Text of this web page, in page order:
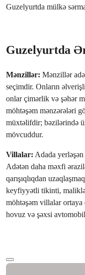
Guzelyurtda mülkə
Guzelyurtda
Mənzillər: Mənzillər
seçimdir. Onların
onlar çimərlik və şəhər
möhtəşəm mənzərələri
müxtəlifdir; bəzilərində
mövcuddur.
Villalar: Adada
Adətən daha məxfi
qarışıqlıqdan
keyfiyyətli tikinti,
möhtəşəm villalar ortaya
hovuz və şəxsi
Ref:
Qiymət